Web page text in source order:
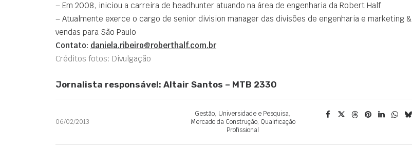
– Em 2008, iniciou a carreira de headhunter atuando na área de engenharia da Robert Half
– Atualmente exerce o cargo de senior division manager das divisões de engenharia e marketing &
vendas para São Paulo
Contato: daniela.ribeiro@roberthalf.com.br
Créditos fotos: Divulgação
Jornalista responsável: Altair Santos – MTB 2330
06/02/2013
Gestão, Universidade e Pesquisa,
Mercado da Construção, Qualificação
Profissional